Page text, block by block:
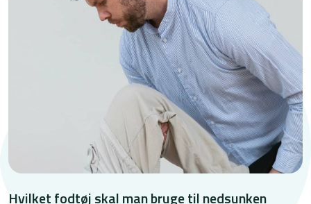
Hvilket fodtøj skal man bruge til nedsunken